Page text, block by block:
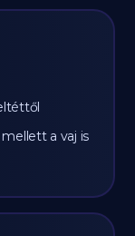
a vaj is